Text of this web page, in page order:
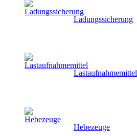
Ladungssicherung
Lastaufnahmemittel
Hebezeuge